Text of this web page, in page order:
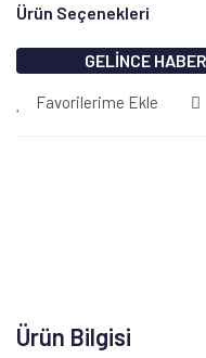
Ürün Seçenekleri
GELİNCE
Favorilerime Ekle
Ürün Bilgisi